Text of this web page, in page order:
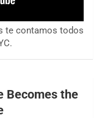
te contamos todos
Becomes the